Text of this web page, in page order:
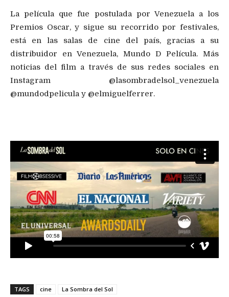
La película que fue postulada por Venezuela a los
Premios Oscar, y sigue su recorrido por festivales,
está en las salas de cine del país, gracias a su
distribuidor en Venezuela, Mundo D Película. Más
noticias del film a través de sus redes sociales en
Instagram @lasombradelsol_venezuela
@mundodpelicula y @elmiguelferrer.
TAGS cine La Sombra del Sol